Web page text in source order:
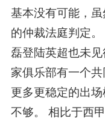
基本没有可能，
的仲裁法庭判定
磊登陆英超也未
家俱乐部有一个
更多更稳定的出
不够。 相比于西